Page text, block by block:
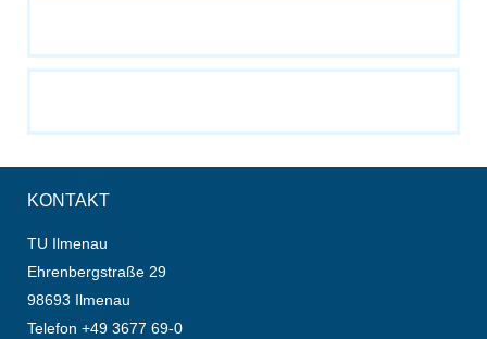
KONTAKT
TU Ilmenau
Ehrenbergstraße 29
98693 Ilmenau
Telefon +49 3677 69-0